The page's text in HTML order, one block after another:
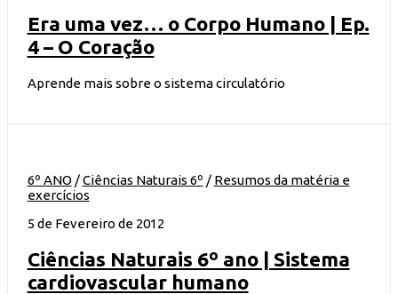
Era uma vez… o Corpo Humano | Ep.
4 – O Coração
Aprende mais sobre o sistema circulatório
6º ANO /Ciências Naturais 6º / Resumos da matéria e
exercícios
5 de Fevereiro de 2012
Ciências Naturais 6º ano | Sistema
cardiovascular humano